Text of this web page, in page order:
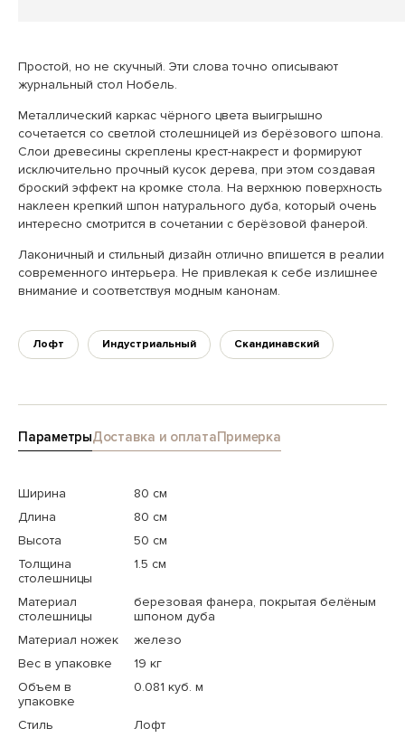
Простой, но не скучный. Эти слова точно описывают
журнальный стол Нобель.
Металлический каркас чёрного цвета выигрышно
сочетается со светлой столешницей из берёзового шпона.
Слои древесины скреплены крест-накрест и формируют
исключительно прочный кусок дерева, при этом создавая
броский эффект на кромке стола. На верхнюю поверхность
наклеен крепкий шпон натурального дуба, который очень
интересно смотрится в сочетании с берёзовой фанерой.
Лаконичный и стильный дизайн отлично впишется в реалии
современного интерьера. Не привлекая к себе излишнее
внимание и соответствуя модным канонам.
Лофт Индустриальный Скандинавский
ПараметрыДоставка и оплатаПримерка
Ширина
80 см
Длина
80 см
Высота
50 см
Толщина
столешницы
1.5 см
Материал
столешницы
березовая фанера, покрытая белёным
шпоном дуба
Материал ножек
железо
Вес в упаковке
19 кг
Объем в
упаковке
0.081 куб. м
Стиль Лофт